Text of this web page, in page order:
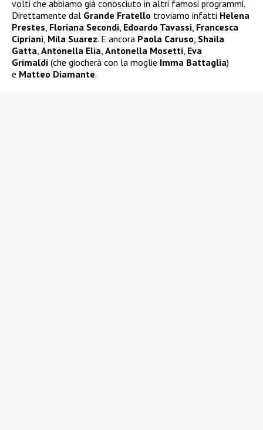
volti che abbiamo già conosciuto in altri famosi programmi.
Direttamente dal Grande Fratello troviamo infatti Helena
Prestes Floriana Secondi Edoardo Tavassi Francesca
Cipriani Mila Suarez. E ancora Paola Caruso Shaila
Gatta Antonella Elia Antonella Mosetti Eva
Grimaldi (che giocherà con la moglie Imma Battaglia)
e Matteo Diamante.